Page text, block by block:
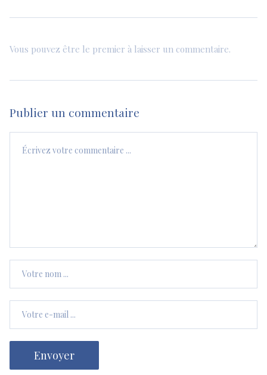
Vous pouvez être le premier à laisser un commentaire.
Publier un commentaire